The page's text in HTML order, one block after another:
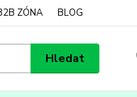
ZÓNA BLOG
Hledat